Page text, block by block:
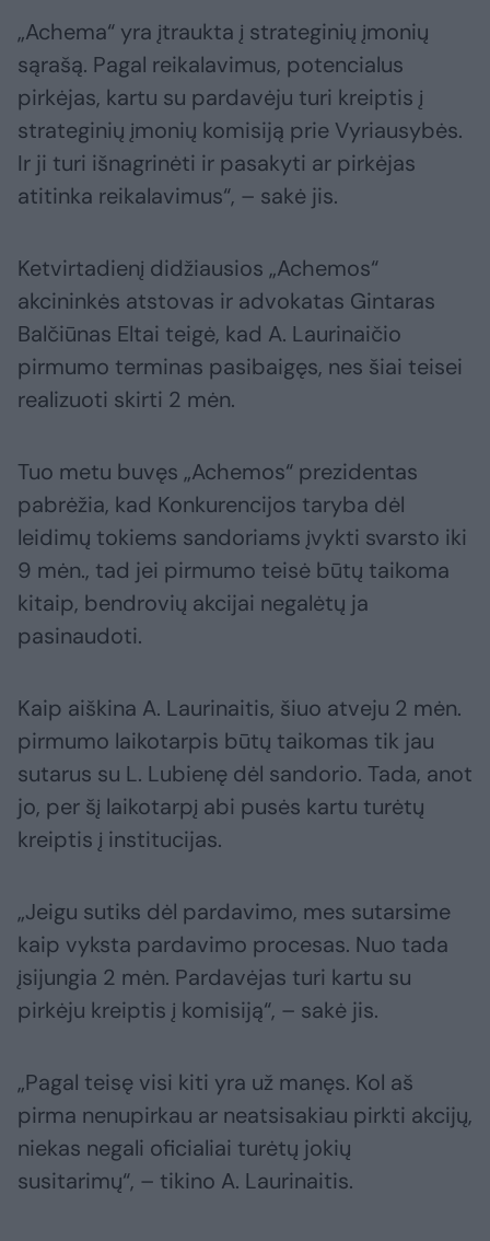
„Achema“ yra įtraukta į strateginių įmonių
sąrašą. Pagal reikalavimus, potencialus
pirkėjas, kartu su pardavėju turi kreiptis į
strateginių įmonių komisiją prie Vyriausybės.
Ir ji turi išnagrinėti ir pasakyti ar pirkėjas
atitinka reikalavimus“, – sakė jis.
Ketvirtadienį didžiausios „Achemos“
akcininkės atstovas ir advokatas Gintaras
Balčiūnas Eltai teigė, kad A. Laurinaičio
pirmumo terminas pasibaigęs, nes šiai teisei
realizuoti skirti 2 mėn.
Tuo metu buvęs „Achemos“ prezidentas
pabrėžia, kad Konkurencijos taryba dėl
leidimų tokiems sandoriams įvykti svarsto iki
9 mėn., tad jei pirmumo teisė būtų taikoma
kitaip, bendrovių akcijai negalėtų ja
pasinaudoti.
Kaip aiškina A. Laurinaitis, šiuo atveju 2 mėn.
pirmumo laikotarpis būtų taikomas tik jau
sutarus su L. Lubienę dėl sandorio. Tada, anot
jo, per šį laikotarpį abi pusės kartu turėtų
kreiptis į institucijas.
„Jeigu sutiks dėl pardavimo, mes sutarsime
kaip vyksta pardavimo procesas. Nuo tada
įsijungia 2 mėn. Pardavėjas turi kartu su
pirkėju kreiptis į komisiją“, – sakė jis.
„Pagal teisę visi kiti yra už manęs. Kol aš
pirma nenupirkau ar neatsisakiau pirkti akcijų,
niekas negali oficialiai turėtų jokių
susitarimų“, – tikino A. Laurinaitis.